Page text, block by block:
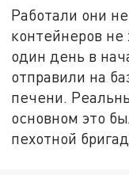
Работали они
контейнеров не
один день в
отправили на
печени.
основном это
пехотной